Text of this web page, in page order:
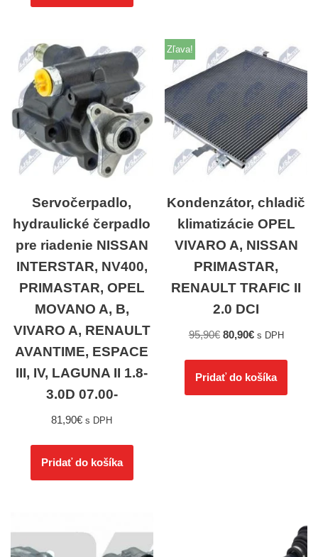
Servočerpadlo,
hydraulické čerpadlo
pre riadenie NISSAN
INTERSTAR, NV400,
PRIMASTAR, OPEL
MOVANO A, B,
VIVARO A, RENAULT
AVANTIME, ESPACE
III, IV, LAGUNA II 1.8-
3.0D 07.00-
81,90€ s DPH
Pridať do košíka
Zľava!
Kondenzátor, chladič
klimatizácie OPEL
VIVARO A, NISSAN
PRIMASTAR,
RENAULT TRAFIC II
2.0 DCI
95,90€ 80,90€ s DPH
Pridať do košíka